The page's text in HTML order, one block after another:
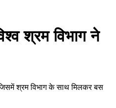
श्रम विभाग ने
श्रम विभाग के साथ मिलकर बस